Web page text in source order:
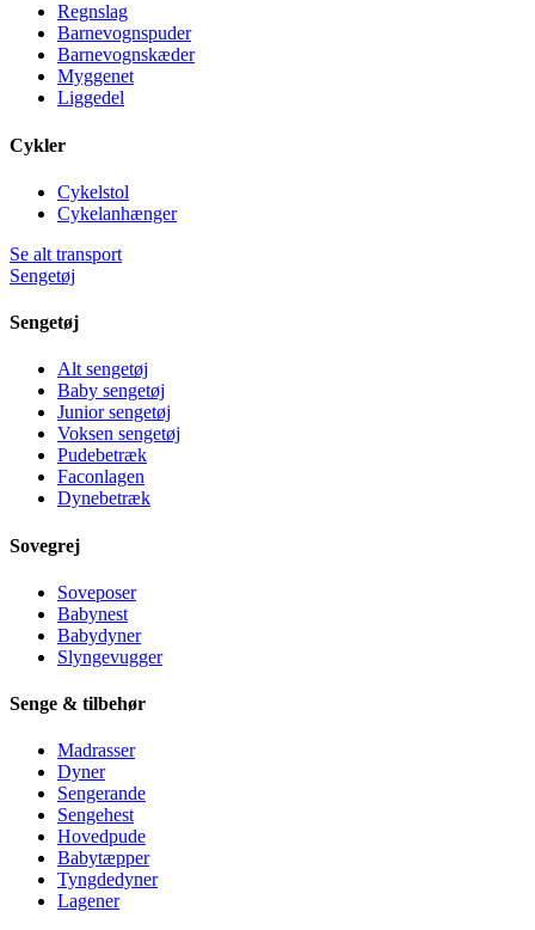
Regnslag
Barnevognspuder
Barnevognskæder
Myggenet
Liggedel
Cykler
Cykelstol
Cykelanhænger
Se alt transport
Sengetøj
Sengetøj
Alt sengetøj
Baby sengetøj
Junior sengetøj
Voksen sengetøj
Pudebetræk
Faconlagen
Dynebetræk
Sovegrej
Soveposer
Babynest
Babydyner
Slyngevugger
Senge & tilbehør
Madrasser
Dyner
Sengerande
Sengehest
Hovedpude
Babytæpper
Tyngdedyner
Lagener